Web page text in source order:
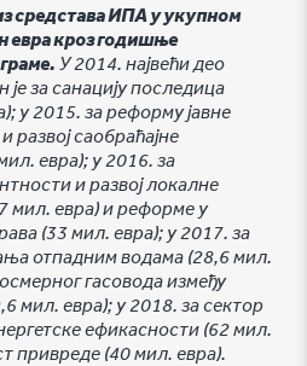
средстава ИПА у укупном
евра кроз годишње
У 2014. највећи део
за санацију последица
у 2015. за реформу јавне
развој саобраћајне
евра); у 2016. за
и развој локалне
мил. евра) и реформе у
(33 мил. евра); у 2017. за
отпадним водама (28,6 мил.
гасовода између
мил. евра); у 2018. за сектор
ефикасности (62 мил.
привреде (40 мил. евра).